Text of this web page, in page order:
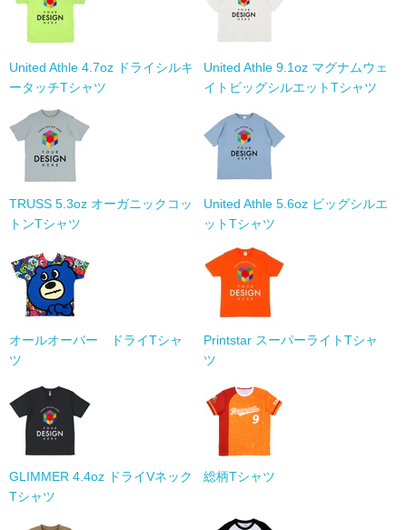
United Athle 4.7oz ドライシルキ
ータッチTシャツ
United Athle 9.1oz マグナムウェ
イトビッグシルエットTシャツ
TRUSS 5.3oz オーガニックコッ
トンTシャツ
United Athle 5.6oz ビッグシルエ
ットTシャツ
オールオーバー ドライTシャ
ツ
Printstar スーパーライトTシャ
ツ
GLIMMER 4.4oz ドライVネック
Tシャツ
総柄Tシャツ